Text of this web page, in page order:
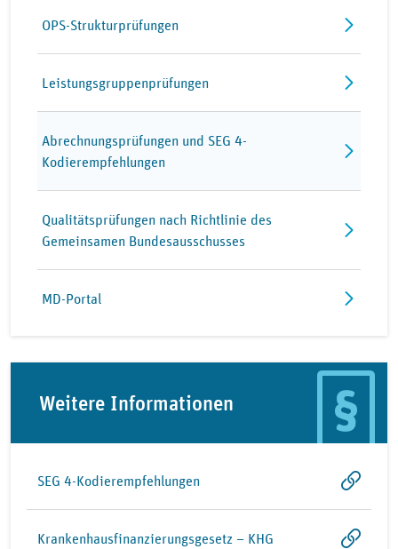
OPS-Strukturprüfungen
Leistungsgruppenprüfungen
Abrechnungsprüfungen und SEG 4-
Kodierempfehlungen
Qualitätsprüfungen nach Richtlinie des
Gemeinsamen Bundesausschusses
MD-Portal
Weitere Informationen
SEG 4-Kodierempfehlungen
Krankenhausfinanzierungsgesetz – KHG